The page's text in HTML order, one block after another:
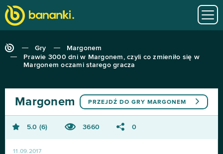
Gry
Margonem
Prawie 3000 dni w Margonem, czyli co zmieniło się w
Margonem oczami starego gracza
PRZEJDŹ DO GRY MARGONEM
Margonem
5.0 6 3660 0
11.09.2017